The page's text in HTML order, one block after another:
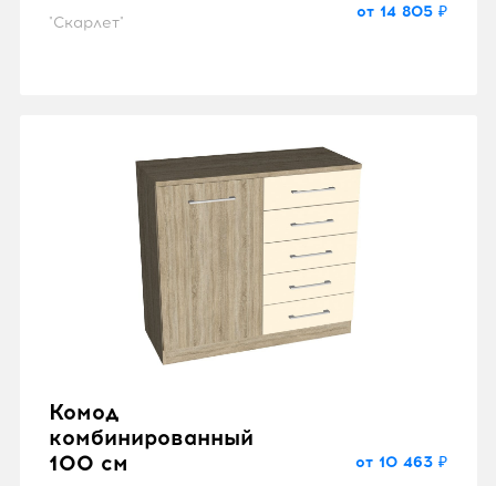
"Скарлет"
от 14 805 ₽
Комод
комбинированный
100 см
от 10 463 ₽